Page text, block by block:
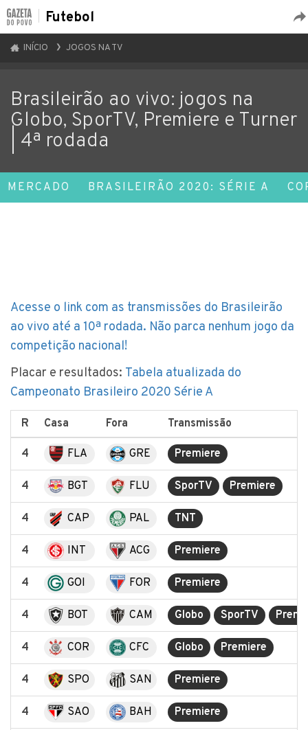
Futebol
INÍCIO JOGOS NA TV
Brasileirão ao vivo: jogos na
Globo, SporTV, Premiere e Turner
| 4ª rodada
MERCADO BRASILEIRÃO 2020: SÉRIE A
Acesse o link com as transmissões do Brasileirão
ao vivo até a 10ª rodada. Não parca nenhum jogo da
competição nacional!
Placar e resultados: Tabela atualizada do
Campeonato Brasileiro 2020 Série A
R Casa Fora Transmissão
4 FLA GRE Premiere
4 BGT FLU SporTV Premiere
4 CAP PAL TNT
4 INT ACG Premiere
4 GOI FOR Premiere
4 BOT CAM Globo SporTV
4 COR CFC Globo Premiere
4 SPO SAN Premiere
4 SAO BAH Premiere